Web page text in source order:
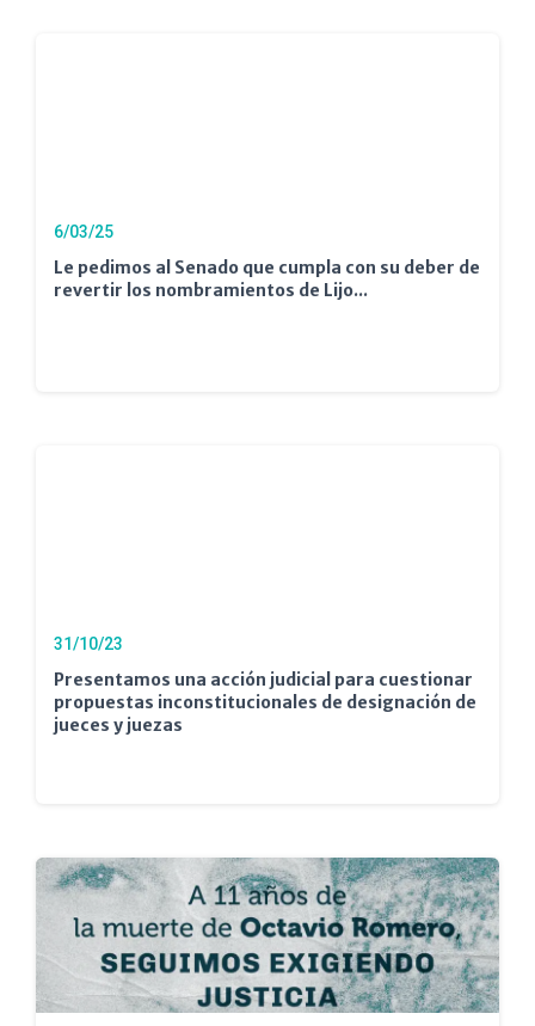
6/03/25
Le pedimos al Senado que cumpla con su deber de
revertir los nombramientos de Lijo...
31/10/23
Presentamos una acción judicial para cuestionar
propuestas inconstitucionales de designación de
jueces y juezas